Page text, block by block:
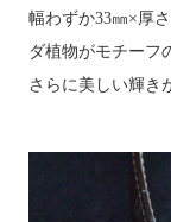
幅わずか33㎜×厚さ
ダ植物がモチーフ
さらに美しい輝き